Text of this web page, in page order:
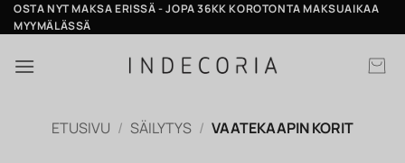
Skip
to
OSTA NYT MAKSA ERISSÄ - JOPA 36KK KOROTONTA MAKSUAIKAA
MYYMÄLÄSSÄ
ETUSIVU / SÄILYTYS / VAATEKAAPIN KORIT